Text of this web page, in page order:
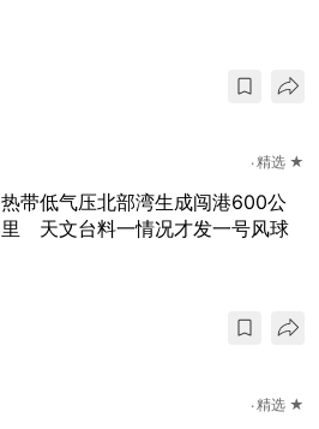
精选 ★
热带低气压北部湾生成闯港600公
里 天文台料一情况才发一号风球
精选 ★